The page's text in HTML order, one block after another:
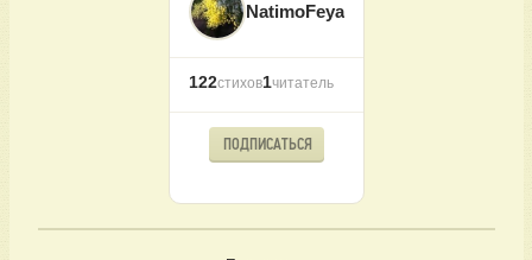
NatimoFeya
122стихов1читатель
ПОДПИСАТЬСЯ